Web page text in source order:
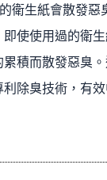
衛生紙會散發惡
使使用過的衛
積而散發惡臭
除臭技術，有效